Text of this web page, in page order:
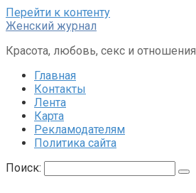
Перейти к контенту
Женский журнал
Красота, любовь, секс и отношения
Главная
Контакты
Лента
Карта
Рекламодателям
Политика сайта
Поиск: